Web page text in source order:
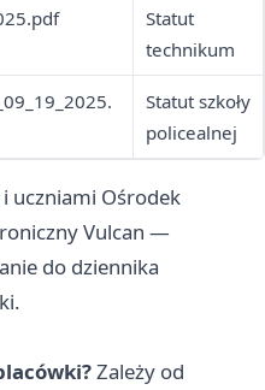
Statut
technikum
Statut szkoły
policealnej
uczniami Ośrodek
Vulcan —
do dziennika
Zależy od